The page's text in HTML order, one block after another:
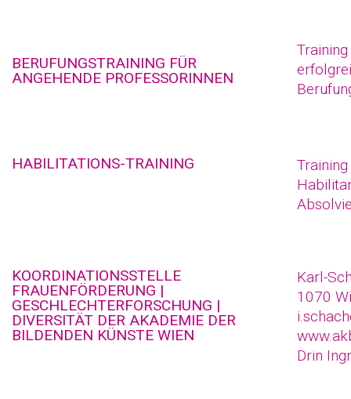
BERUFUNGSTRAINING FÜR
ANGEHENDE PROFESSORINNEN
HABILITATIONS-TRAINING
KOORDINATIONSSTELLE
FRAUENFÖRDERUNG |
GESCHLECHTERFORSCHUNG |
DIVERSITÄT DER AKADEMIE DER
BILDENDEN KÜNSTE WIEN
Karl-
1070
Drin